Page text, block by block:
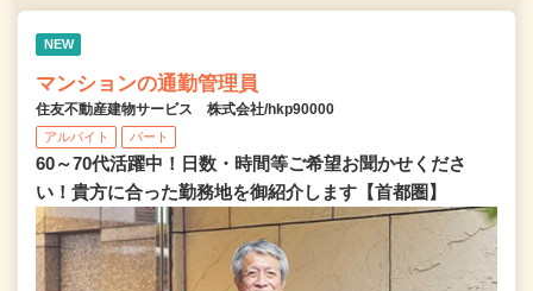
NEW
マンションの通勤管理員
住友不動産建物サービス 株式会社/hkp90000
アルバイト パート
60～70代活躍中！日数・時間等ご希望お聞かせくださ
い！貴方に合った勤務地を御紹介します【首都圏】